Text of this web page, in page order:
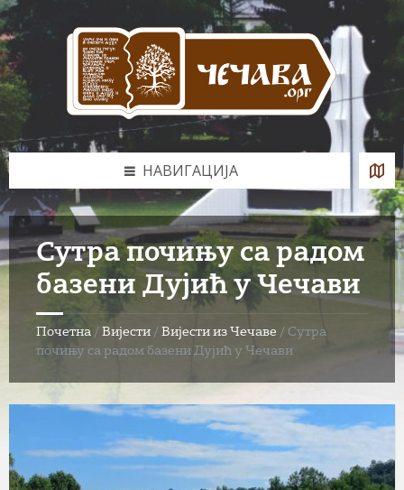
Skip
to
content
Skip
to
left
sidebar
Skip
to
footer
НАВИГАЦИЈА
Сутра почињу са радом
базени Дујић у Чечави
Почетна / Вијести / Вијести из Чечаве / Сутра
почињу са радом базени Дујић у Чечави